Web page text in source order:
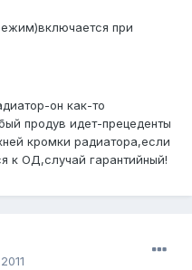
при
он как-то
продув идет-прецеденты
кромки радиатора,если
к ОД,случай гарантийный!